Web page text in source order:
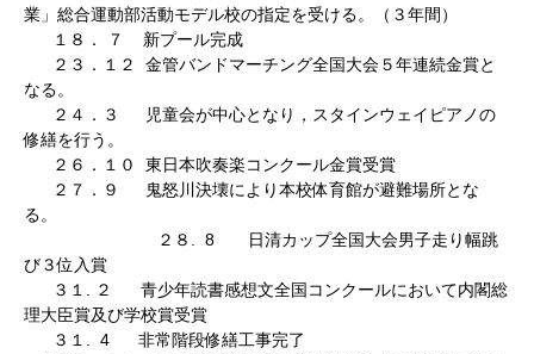
業」総合運動部活動モデル校の指定を受ける。（３年間）
１８． ７ 新プール完成
２３．１２ 金管バンドマーチング全国大会５年連続金賞と
なる。
２４．３ 児童会が中心となり，スタインウェイピアノの
修繕を行う。
２６．１０ 東日本吹奏楽コンクール金賞受賞
２７．９ 鬼怒川決壊により本校体育館が避難場所とな
る。
２８. 8 日清カップ全国大会男子走り幅跳
び３位入賞
３１. ２ 青少年読書感想文全国コンクールにおいて内閣総
理大臣賞及び学校賞受賞
３１. 4 非常階段修繕工事完了